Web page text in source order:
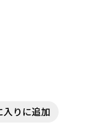
入りに追加